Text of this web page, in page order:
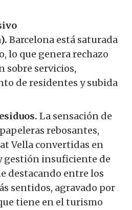
Barcelona está saturada
lo que genera rechazo
sobre servicios,
de residentes y subida
La sensación de
rebosantes,
Vella convertidas en
insuficiente de
destacando entre los
sentidos, agravado por
tiene en el turismo